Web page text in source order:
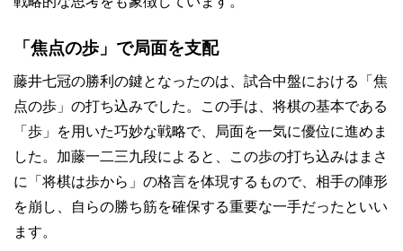
「焦点の歩」で局面を支配
藤井七冠の勝利の鍵となったのは、試合中盤における「焦
点の歩」の打ち込みでした。この手は、将棋の基本である
「歩」を用いた巧妙な戦略で、局面を一気に優位に進めま
した。加藤一二三九段によると、この歩の打ち込みはまさ
に「将棋は歩から」の格言を体現するもので、相手の陣形
を崩し、自らの勝ち筋を確保する重要な一手だったといい
ます。